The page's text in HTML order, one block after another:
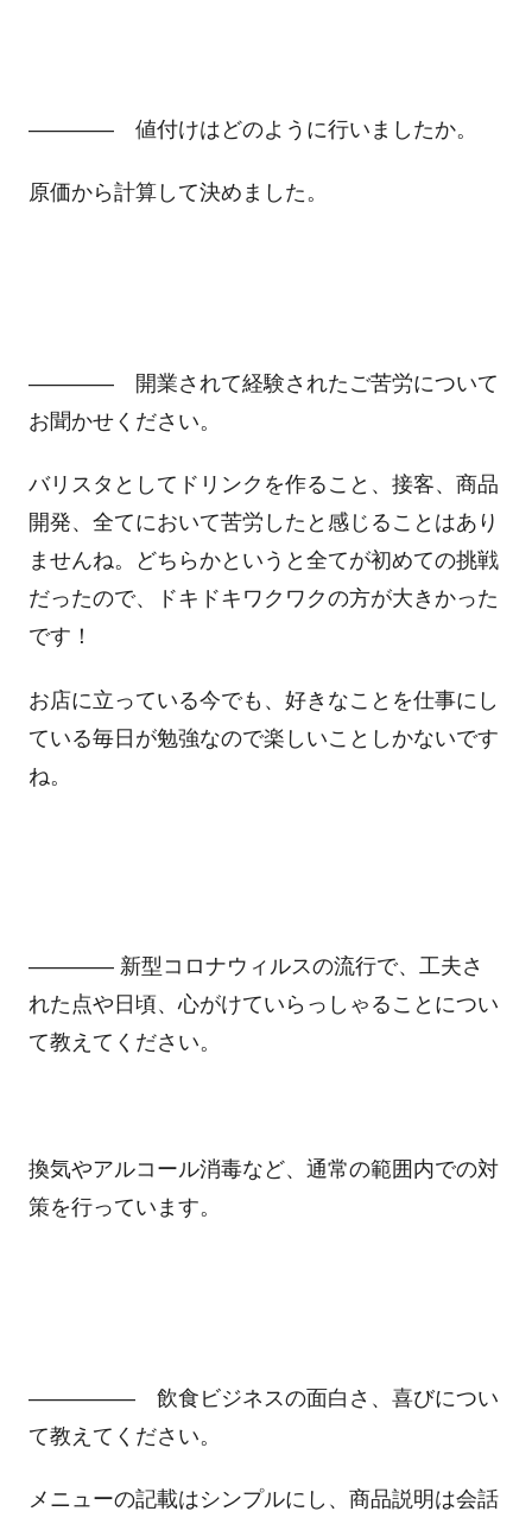
―――― 値付けはどのように行いましたか。
原価から計算して決めました。
―――― 開業されて経験されたご苦労について
お聞かせください。
バリスタとしてドリンクを作ること、接客、商品
開発、全てにおいて苦労したと感じることはあり
ませんね。どちらかというと全てが初めての挑戦
だったので、ドキドキワクワクの方が大きかった
です！
お店に立っている今でも、好きなことを仕事にし
ている毎日が勉強なので楽しいことしかないです
ね。
―――― 新型コロナウィルスの流行で、工夫さ
れた点や日頃、心がけていらっしゃることについ
て教えてください。
換気やアルコール消毒など、通常の範囲内での対
策を行っています。
――――― 飲食ビジネスの面白さ、喜びについ
て教えてください。
メニューの記載はシンプルにし、商品説明は会話